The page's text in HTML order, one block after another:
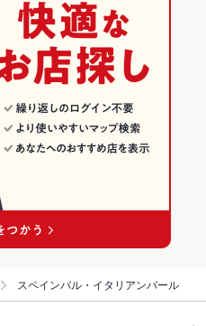
スペインバル・イタリアンバール